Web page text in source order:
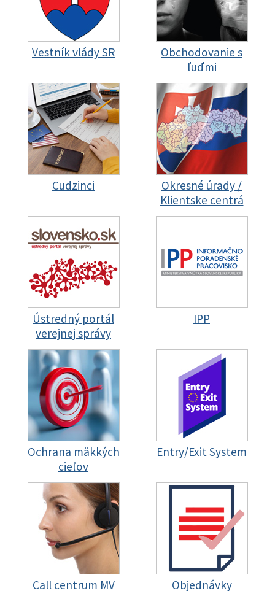
Vestník vlády SR
Obchodovanie s
ľuďmi
Cudzinci
Okresné úrady /
Klientske centrá
Ústredný portál
verejnej správy
IPP
Ochrana mäkkých
cieľov
Entry/Exit System
Call centrum MV
Objednávky